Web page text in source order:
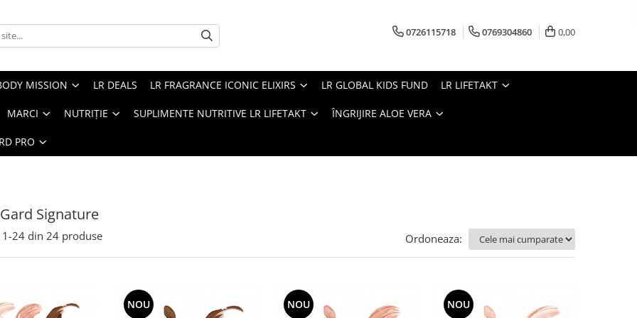
0726115718 0769304860 0,00
MISSION LR DEALS LR FRAGRANCE ICONIC ELIXIRS LR GLOBAL KIDS FUND LR LIFETAKT
MARCI NUTRIȚIE SUPLIMENTE NUTRITIVE LR LIFETAKT ÎNGRIJIRE ALOE VERA
PRO
Signature
1-24 din 24 produse Ordoneaza:
NOU NOU NOU